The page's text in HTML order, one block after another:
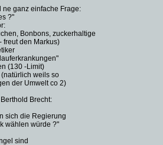
ne ganz einfache Frage:
?"
Bonbons, zuckerhaltige
freut den Markus)
(130 -Limit)
weils so
der Umwelt co 2)
Brecht:
sich die Regierung
wählen würde ?"
sind